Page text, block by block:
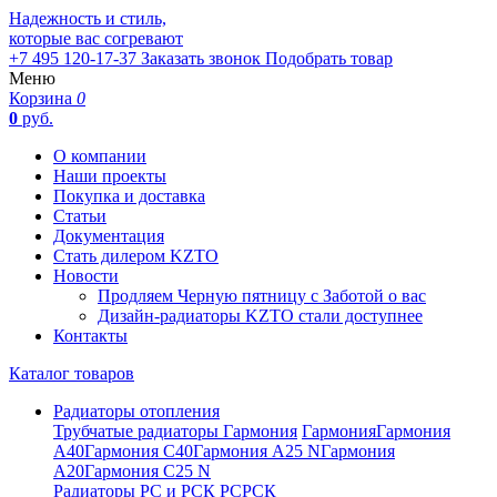
Надежность и стиль,
которые вас согревают
+7 495 120-17-37 Заказать звонок Подобрать товар
Меню
Корзина 0
0 руб.
О компании
Наши проекты
Покупка и доставка
Статьи
Документация
Стать дилером KZTO
Новости
Продляем Черную пятницу с Заботой о вас
Дизайн-радиаторы KZTO стали доступнее
Контакты
Каталог товаров
Радиаторы отопления
Трубчатые радиаторы Гармония ГармонияГармония
А40Гармония С40Гармония А25 NГармония
А20Гармония С25 N
Радиаторы РС и РСК РСРСК